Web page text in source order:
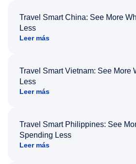
Travel Smart China: See More
Less
Leer más
Travel Smart Vietnam: See More
Less
Leer más
Travel Smart Philippines: See
Spending Less
Leer más